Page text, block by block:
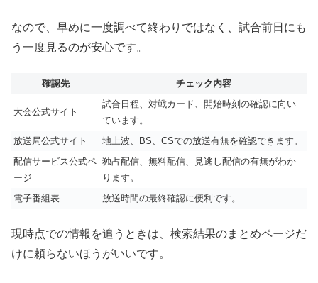
なので、早めに一度調べて終わりではなく、試合前日にも
う一度見るのが安心です。
確認先 チェック内容
大会公式サイト
試合日程、対戦カード、開始時刻の確認に向い
ています。
放送局公式サイト
地上波、BS、CSでの放送有無を確認できます。
配信サービス公式ペ
ージ
独占配信、無料配信、見逃し配信の有無がわか
ります。
電子番組表
放送時間の最終確認に便利です。
現時点での情報を追うときは、検索結果のまとめページだ
けに頼らないほうがいいです。